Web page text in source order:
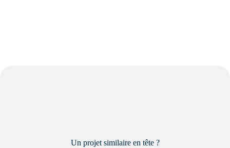
Un projet similaire en tête ?